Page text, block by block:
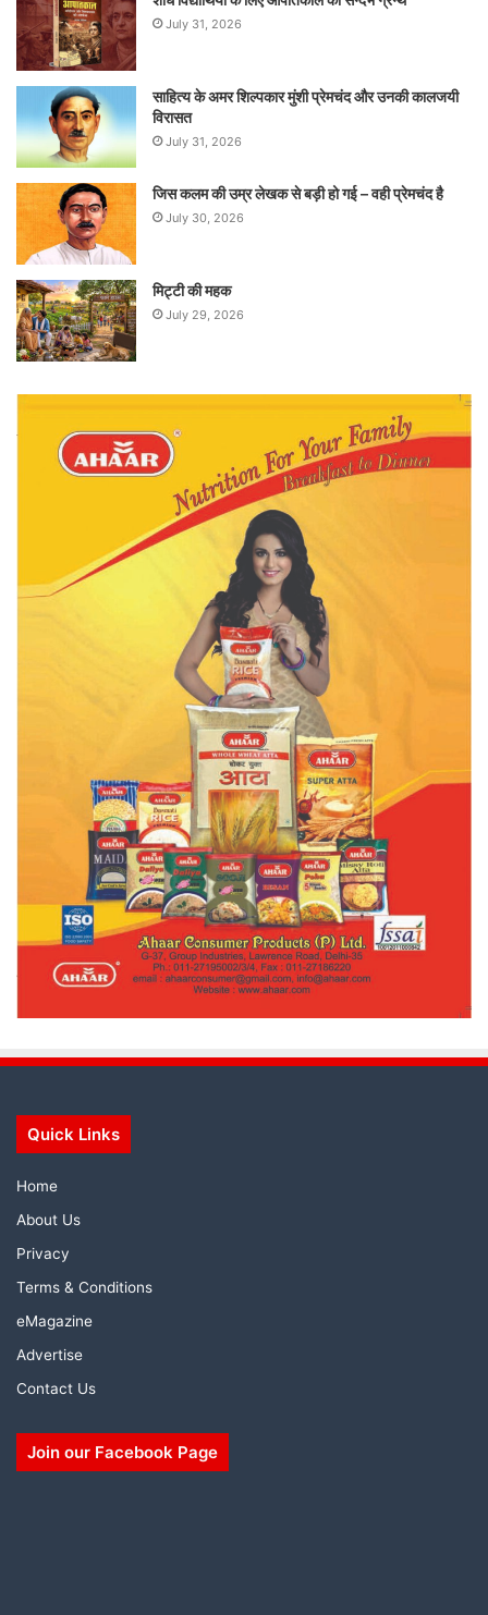
July 31, 2026
साहित्य के अमर शिल्पकार मुंशी प्रेमचंद और उनकी कालजयी
विरासत
July 31, 2026
जिस कलम की उम्र लेखक से बड़ी हो गई – वही प्रेमचंद है
July 30, 2026
मिट्टी की महक
July 29, 2026
Quick Links
Home
About Us
Privacy
Terms & Conditions
eMagazine
Advertise
Contact Us
Join our Facebook Page